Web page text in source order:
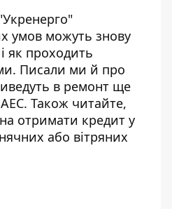
умов можуть знову
як проходить
. Писали ми й про
в ремонт ще
. Також читайте,
отримати кредит у
або вітряних